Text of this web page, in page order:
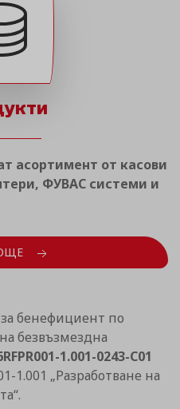
асортимент от касови
ФУВАС системи и
бенефициент по
безвъзмездна
1.001-0243-C01
1.001 „Разработване на